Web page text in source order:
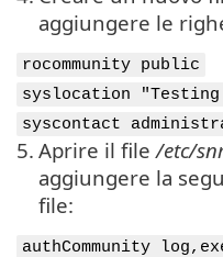
aggiungere le
rocommunity public
syslocation "Testing
syscontact
5. Aprire il file /etc/
aggiungere la
file:
authCommunity